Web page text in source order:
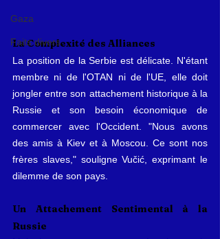
Gaza
Faits divers
La Complexité des Alliances
La position de la Serbie est délicate. N'étant
membre ni de l'OTAN ni de l'UE, elle doit
jongler entre son attachement historique à la
Russie et son besoin économique de
commercer avec l'Occident. "Nous avons
des amis à Kiev et à Moscou. Ce sont nos
frères slaves," souligne Vučić, exprimant le
dilemme de son pays.
Un Attachement Sentimental à la
Russie